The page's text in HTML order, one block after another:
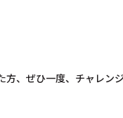
方、ぜひ一度、チャレ